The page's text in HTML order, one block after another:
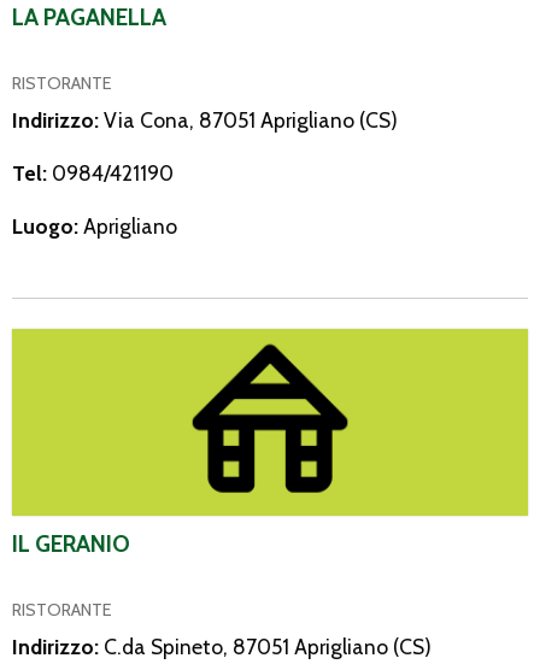
LA PAGANELLA
RISTORANTE
Indirizzo:Via Cona, 87051 Aprigliano (CS)
Tel: 0984/421190
Luogo:Aprigliano
IL GERANIO
RISTORANTE
Indirizzo: C.da Spineto, 87051 Aprigliano (CS)